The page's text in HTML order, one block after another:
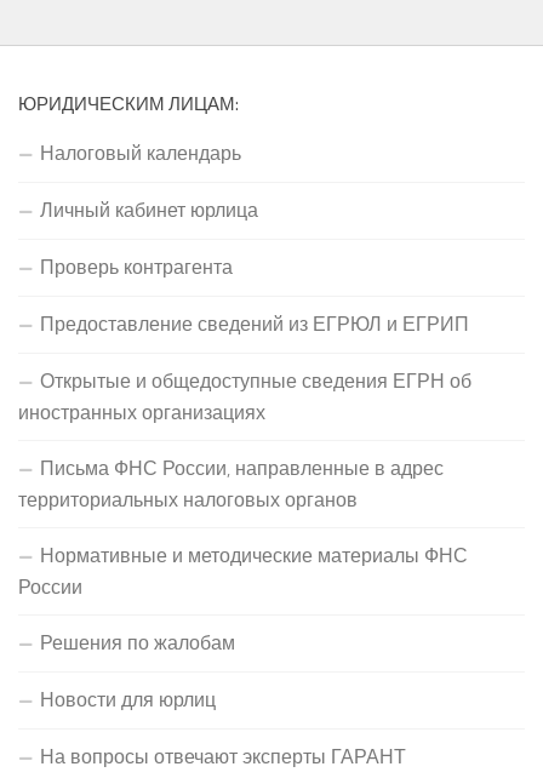
ЮРИДИЧЕСКИМ ЛИЦАМ:
Налоговый календарь
Личный кабинет юрлица
Проверь контрагента
Предоставление сведений из ЕГРЮЛ и ЕГРИП
Открытые и общедоступные сведения ЕГРН об
иностранных организациях
Письма ФНС России, направленные в адрес
территориальных налоговых органов
Нормативные и методические материалы ФНС
России
Решения по жалобам
Новости для юрлиц
На вопросы отвечают эксперты ГАРАНТ